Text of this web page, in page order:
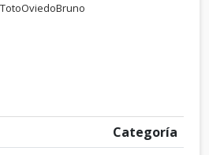
TotoOviedoBruno
Categoría